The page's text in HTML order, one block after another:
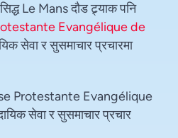
Le Mans दौड ट्र्याक पनि
Evangélique de
सेवा र सुसमाचार प्रचारमा
Protestante Evangélique
सेवा र सुसमाचार प्रचार